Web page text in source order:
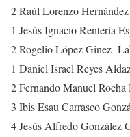
2 Raúl Lorenzo
1 Jesús Ignacio Rentería
2 Rogelio López Ginez -
1 Daniel Israel Reyes
2 Fernando Manuel Rocha
3 Ibis Esau Carrasco
4 Jesús Alfredo González